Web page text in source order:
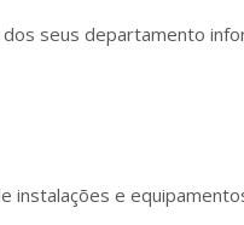
seus departamento
instalações e